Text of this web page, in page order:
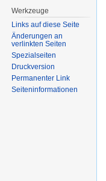
Werkzeuge
Links auf diese Seite
Änderungen an
verlinkten Seiten
Spezialseiten
Druckversion
Permanenter Link
Seiten­informationen